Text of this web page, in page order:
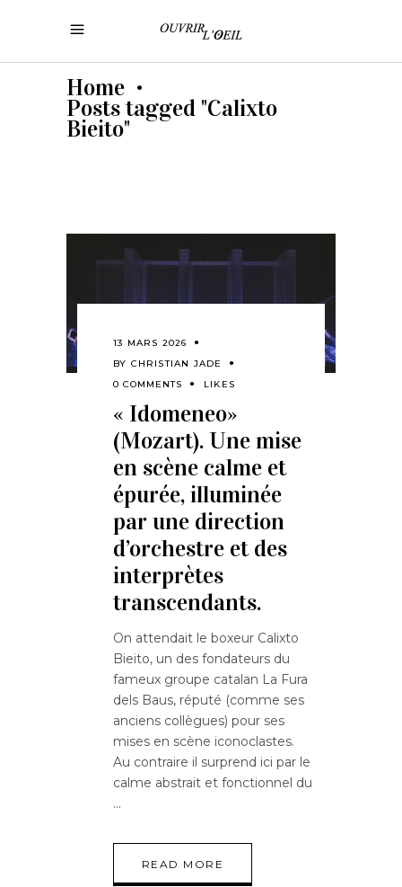
Home •
Posts tagged "Calixto
Bieito"
13 MARS 2026
BY CHRISTIAN JADE
0 COMMENTS
LIKES
« Idomeneo»
(Mozart). Une mise
en scène calme et
épurée, illuminée
par une direction
d’orchestre et des
interprètes
transcendants.
On attendait le boxeur Calixto
Bieito, un des fondateurs du
fameux groupe catalan La Fura
dels Baus, réputé (comme ses
anciens collègues) pour ses
mises en scène iconoclastes.
Au contraire il surprend ici par le
calme abstrait et fonctionnel du
READ MORE